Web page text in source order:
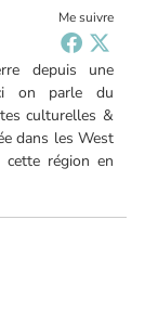
Me suivre
depuis une
on parle du
culturelles &
dans les West
région en